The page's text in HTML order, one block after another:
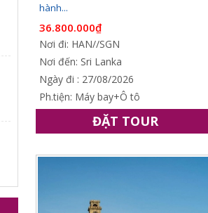
hành...
36.800.000₫
Nơi đi: HAN//SGN
Nơi đến: Sri Lanka
Ngày đi : 27/08/2026
Ph.tiện: Máy bay+Ô tô
ĐẶT TOUR